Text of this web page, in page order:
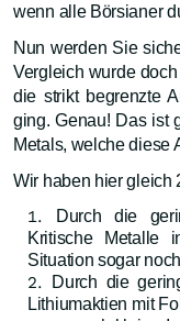
wenn alle Börsianer
Nun werden Sie
Vergleich wurde
die strikt begrenzte
ging. Genau! Das ist
Metals, welche diese
Wir haben hier gleich
Durch die
Kritische
Situation sogar
Durch die
Lithiumaktien mit